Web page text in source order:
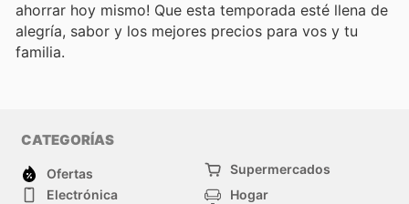
ahorrar hoy mismo! Que esta temporada esté llena de
alegría, sabor y los mejores precios para vos y tu
familia.
CATEGORÍAS
Ofertas
Supermercados
Electrónica
Hogar